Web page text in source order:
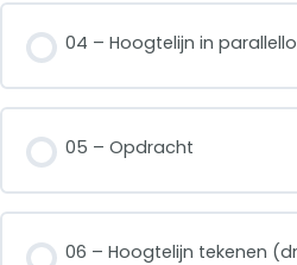
04 – Hoogtelijn in
05 – Opdracht
06 – Hoogtelijn tekenen